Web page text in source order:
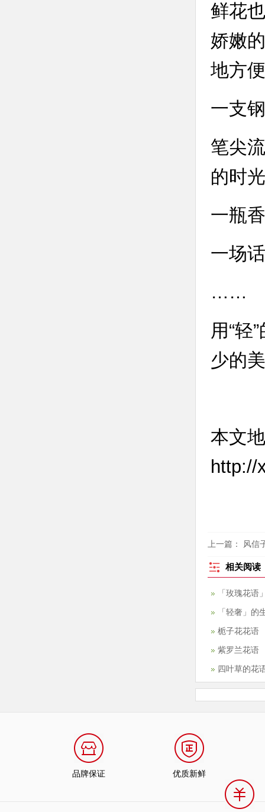
鲜花
娇嫩
地方
一支
笔尖
的时
一瓶
一场
……
用“轻
少的
本文
http://
上一篇： 风信
相关阅读
「玫瑰花语
「轻奢」的
栀子花花语
紫罗兰花语
四叶草的花
品牌保证 优质新鲜